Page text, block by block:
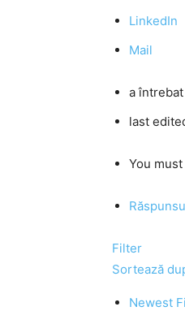
LinkedIn
Mail
a întrebat
last
You must
Filter
Sortează
Newest